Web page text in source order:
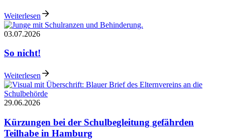
Weiterlesen
03.07.2026
So nicht!
Weiterlesen
29.06.2026
Kürzungen bei der Schulbegleitung gefährden
Teilhabe in Hamburg